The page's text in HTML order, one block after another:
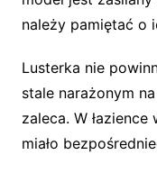
należy pamiętać o
Lusterka nie
stale narażonym
zaleca. W
miało